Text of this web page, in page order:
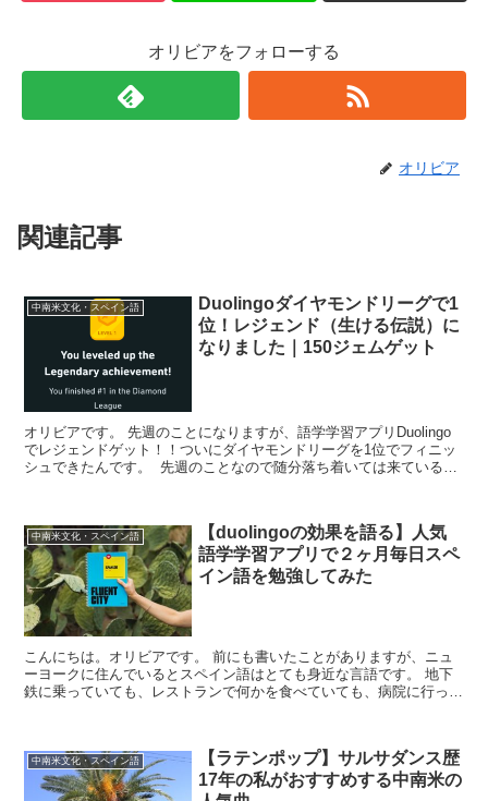
オリビアをフォローする
オリビア
関連記事
中南米文化・スペイン語
Duolingoダイヤモンドリーグで1
位！レジェンド（生ける伝説）に
なりました｜150ジェムゲット
オリビアです。 先週のことになりますが、語学学習アプリDuolingo
でレジェンドゲット！！ついにダイヤモンドリーグを1位でフィニッ
シュできたんです。 先週のことなので随分落ち着いては来ているの
中南米文化・スペイン語
【duolingoの効果を語る】人気
語学学習アプリで２ヶ月毎日スペ
イン語を勉強してみた
こんにちは。オリビアです。 前にも書いたことがありますが、ニュ
ーヨークに住んでいるとスペイン語はとても身近な言語です。 地下
鉄に乗っていても、レストランで何かを食べていても、病院に行って
中南米文化・スペイン語
【ラテンポップ】サルサダンス歴
17年の私がおすすめする中南米の